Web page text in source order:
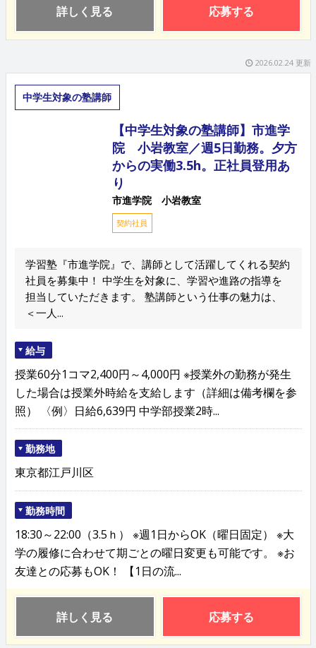
詳しく見る 応募する
2026.02.24 更新
中学生対象の塾講師
【中学生対象の塾講師】市進学
院 小岩教室／週5日勤務。夕方
からの実働3.5h。正社員登用あ
り
市進学院 小岩教室
契約社員
学習塾『市進学院』で、講師として活躍してくれる契約
社員を募集中！ 中学生を対象に、学習や進路の指導を
担当していただきます。 塾講師という仕事の魅力は、
＜一人...
給与
授業60分1コマ2,400円～4,000円 ※授業外の勤務が発生
した場合は授業外時給を支給します（詳細は備考欄を参
照） 〈例〉日給6,639円 中学部授業2時...
勤務地
東京都江戸川区
勤務時間
18:30～22:00（3.5ｈ） ※週1日からOK（曜日固定） ※大
学の履修に合わせて期ごとの曜日変更も可能です。 ※お
友達との応募もOK！ 【1日の流...
詳しく見る 応募する